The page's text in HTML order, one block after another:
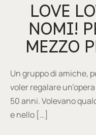
LOVE
NOMI!
MEZZO
Un gruppo di amiche,
voler regalare
50 anni. Volevano
e nello […]
pezzi unici
Felici